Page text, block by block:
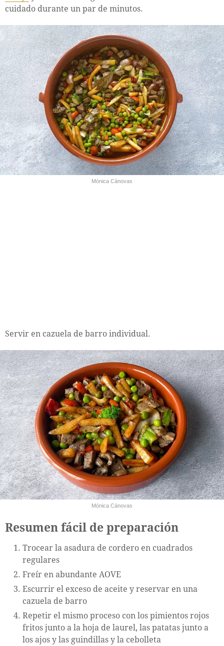
cuidado durante un par de minutos.
Mónica Cánovas
Servir en cazuela de barro individual.
Mónica Cánovas
Resumen fácil de preparación
Trocear la asadura de cordero en cuadrados
regulares
Freír en abundante AOVE
Escurrir el exceso de aceite y reservar en una
cazuela de barro
Repetir el mismo proceso con los pimientos rojos
fritos junto a la hoja de laurel, las patatas junto a
los ajos y las guindillas y la cebolleta